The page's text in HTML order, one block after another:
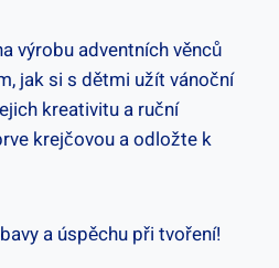
výrobu adventních věnců
jak si s dětmi užít vánoční
kreativitu a ruční
krejčovou a odložte k
a úspěchu při tvoření!